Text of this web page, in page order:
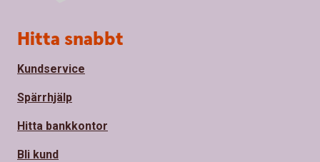
Sidfot
Hitta snabbt
Kundservice
Spärrhjälp
Hitta bankkontor
Bli kund